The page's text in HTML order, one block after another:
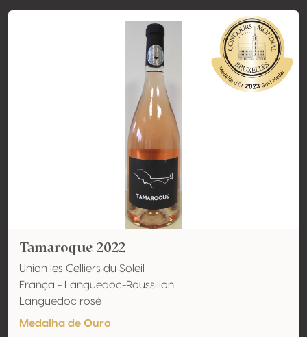
Tamaroque 2022
Union les Celliers du Soleil
França - Languedoc-Roussillon
Languedoc rosé
Medalha de Ouro